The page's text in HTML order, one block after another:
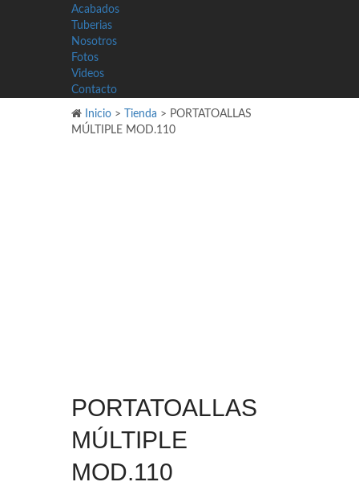
Acabados
Tuberias
Nosotros
Fotos
Videos
Contacto
Inicio > Tienda > PORTATOALLAS
MÚLTIPLE MOD.110
PORTATOALLAS
MÚLTIPLE
MOD.110